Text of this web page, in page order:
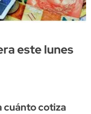
este lunes
cuánto cotiza